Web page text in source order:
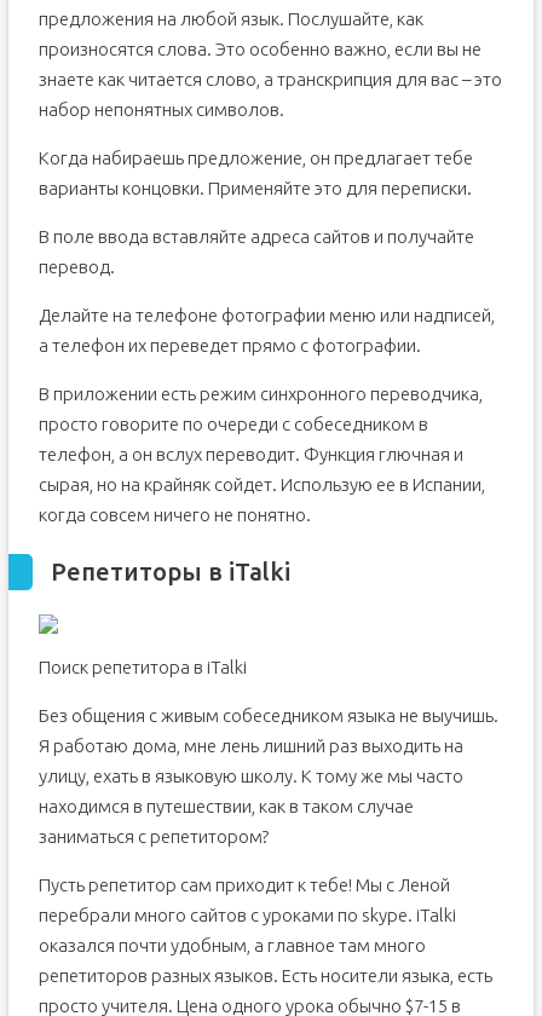
предложения на любой язык. Послушайте, как
произносятся слова. Это особенно важно, если вы не
знаете как читается слово, а транскрипция для вас – это
набор непонятных символов.
Когда набираешь предложение, он предлагает тебе
варианты концовки. Применяйте это для переписки.
В поле ввода вставляйте адреса сайтов и получайте
перевод.
Делайте на телефоне фотографии меню или надписей,
а телефон их переведет прямо с фотографии.
В приложении есть режим синхронного переводчика,
просто говорите по очереди с собеседником в
телефон, а он вслух переводит. Функция глючная и
сырая, но на крайняк сойдет. Использую ее в Испании,
когда совсем ничего не понятно.
Репетиторы в iTalki
Поиск репетитора в iTalki
Без общения с живым собеседником языка не выучишь.
Я работаю дома, мне лень лишний раз выходить на
улицу, ехать в языковую школу. К тому же мы часто
находимся в путешествии, как в таком случае
заниматься с репетитором?
Пусть репетитор сам приходит к тебе! Мы с Леной
перебрали много сайтов с уроками по skype. iTalki
оказался почти удобным, а главное там много
репетиторов разных языков. Есть носители языка, есть
просто учителя. Цена одного урока обычно $7-15 в